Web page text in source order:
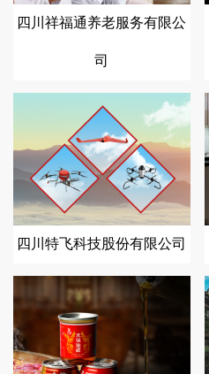
四川祥福通养老服务有限公
司
四川特飞科技股份有限公司